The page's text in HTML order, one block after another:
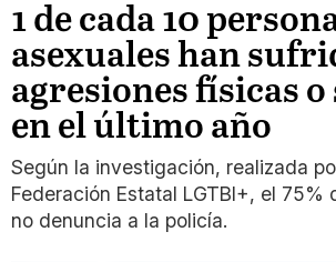
1 de cada 10
asexuales han
agresiones físicas o
en el último año
Según la investigación, realizada
Federación Estatal LGTBI+, el 75%
no denuncia a la policía.